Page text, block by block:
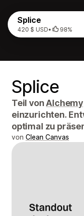
Splice
420 $ USD• 98%
Splice
Teil vonAlchemy
einzurichten.
optimal zu
von Clean Canvas